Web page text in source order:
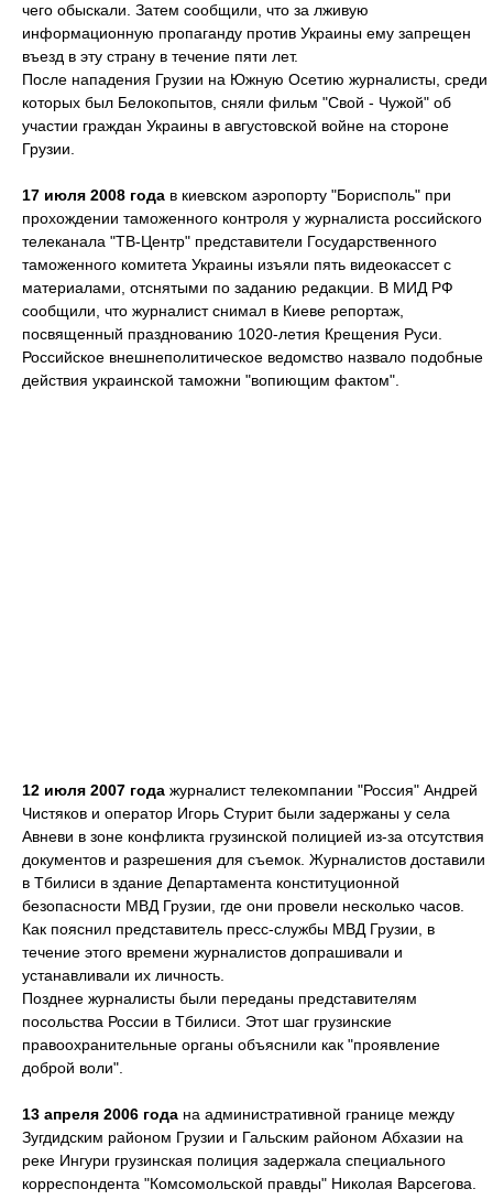
чего обыскали. Затем сообщили, что за лживую
информационную пропаганду против Украины ему запрещен
въезд в эту страну в течение пяти лет.
После нападения Грузии на Южную Осетию журналисты, среди
которых был Белокопытов, сняли фильм "Свой - Чужой" об
участии граждан Украины в августовской войне на стороне
Грузии.
17 июля 2008 года в киевском аэропорту "Борисполь" при
прохождении таможенного контроля у журналиста российского
телеканала "ТВ-Центр" представители Государственного
таможенного комитета Украины изъяли пять видеокассет с
материалами, отснятыми по заданию редакции. В МИД РФ
сообщили, что журналист снимал в Киеве репортаж,
посвященный празднованию 1020-летия Крещения Руси.
Российское внешнеполитическое ведомство назвало подобные
действия украинской таможни "вопиющим фактом".
12 июля 2007 года журналист телекомпании "Россия" Андрей
Чистяков и оператор Игорь Стурит были задержаны у села
Авневи в зоне конфликта грузинской полицией из-за отсутствия
документов и разрешения для съемок. Журналистов доставили
в Тбилиси в здание Департамента конституционной
безопасности МВД Грузии, где они провели несколько часов.
Как пояснил представитель пресс-службы МВД Грузии, в
течение этого времени журналистов допрашивали и
устанавливали их личность.
Позднее журналисты были переданы представителям
посольства России в Тбилиси. Этот шаг грузинские
правоохранительные органы объяснили как "проявление
доброй воли".
13 апреля 2006 года на административной границе между
Зугдидским районом Грузии и Гальским районом Абхазии на
реке Ингури грузинская полиция задержала специального
корреспондента "Комсомольской правды" Николая Варсегова.